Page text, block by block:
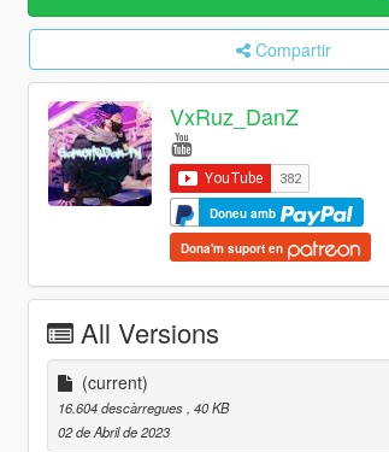
Compartir
VxRuz_DanZ
Doneu amb
Dona'm suport en
All Versions
(current)
16.604 descàrregues, 40 KB
02 de Abril de 2023